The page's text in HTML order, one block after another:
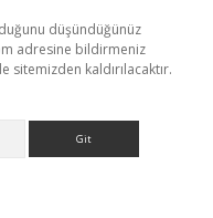
düşündüğünüz
adresine bildirmeniz
kaldırılacaktır.